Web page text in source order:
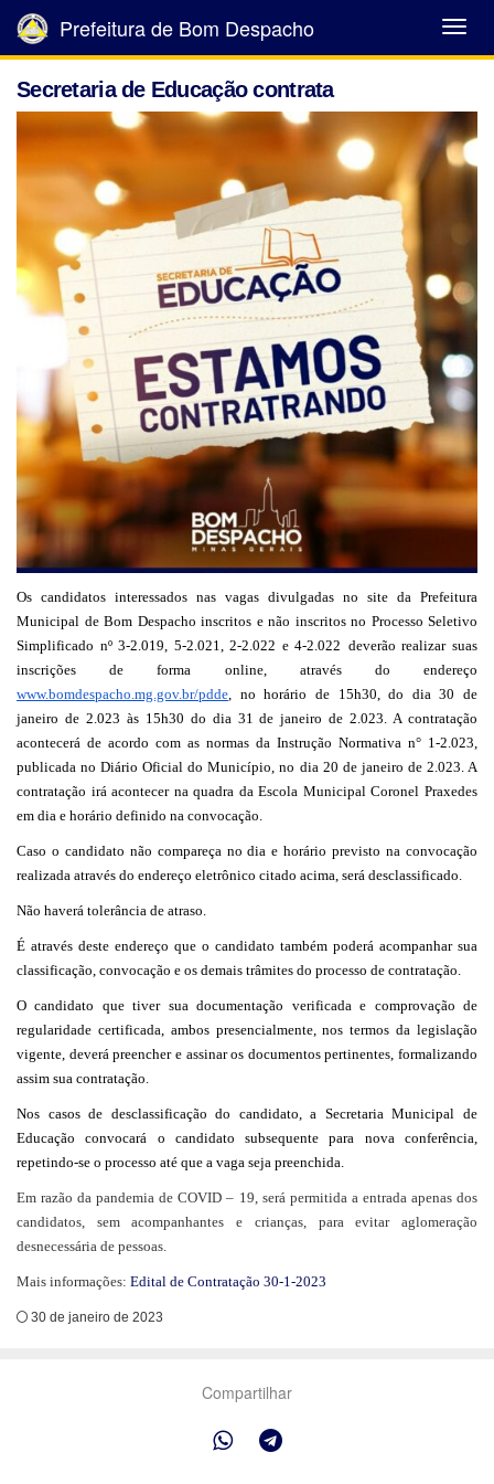
Abrir
Menu
Prefeitura de Bom Despacho
Secretaria de Educação contrata
Os candidatos interessados nas vagas divulgadas no site da Prefeitura
Municipal de Bom Despacho inscritos e não inscritos no Processo Seletivo
Simplificado nº3-2.019, 5-2.021, 2-2.022 e4-2.022 deverão realizar suas
inscrições de forma online, através do endereço
www.bomdespacho.mg.gov.br/pdde, nohorário de 15h30, do dia30 de
janeiro de 2.023 às 15h30 do dia 31 dejaneiro de 2.023.A contratação
acontecerá de acordo com as normas da Instrução Normativa n° 1-2.023,
publicada no Diário Oficial do Município, no dia 20 de janeiro de 2.023. A
contratação irá acontecer na quadra da Escola Municipal Coronel Praxedes
em dia e horário definido na convocação.
Caso o candidato não compareça no dia e horário previsto na convocação
realizada através do endereço eletrônico citado acima, será desclassificado.
Não haverá tolerância de atraso.
É através deste endereço que o candidato também poderá acompanhar sua
classificação, convocação e os demais trâmites do processo de contratação.
O candidato que tiver sua documentação verificada e comprovação de
regularidade certificada, ambos presencialmente, nos termos da legislação
vigente, deverá preencher e assinar os documentos pertinentes, formalizando
assim sua contratação.
Nos casos de desclassificação do candidato, a Secretaria Municipal de
Educação convocará o candidato subsequente para nova conferência,
repetindo-se o processo até que a vaga seja preenchida.
Em razão da pandemia de COVID – 19, será permitida a entrada apenas dos
candidatos, sem acompanhantes e crianças, para evitar aglomeração
desnecessária de pessoas.
Mais informações: Edital de Contratação 30-1-2023
30 de janeiro de 2023
Compartilhar